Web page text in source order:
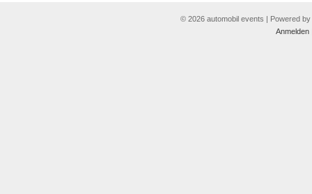
© 2026 automobil events | Powered by
Anmelden|